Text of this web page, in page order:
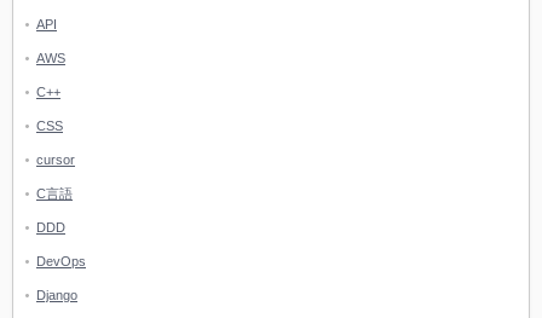
API
AWS
C++
CSS
cursor
C言語
DDD
DevOps
Django